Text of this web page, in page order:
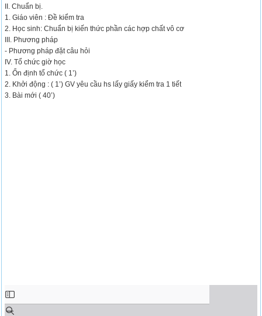
II. Chuẩn bị.
1. Giáo viên : Đề kiểm tra
2. Học sinh: Chuẩn bị kiến thức phần các hợp chất vô cơ
III. Phương pháp
- Phương pháp đặt câu hỏi
IV. Tổ chức giờ học
1. Ổn định tổ chức ( 1’)
2. Khởi động : ( 1’) GV yêu cầu hs lấy giấy kiểm tra 1 tiết
3. Bài mới ( 40’)